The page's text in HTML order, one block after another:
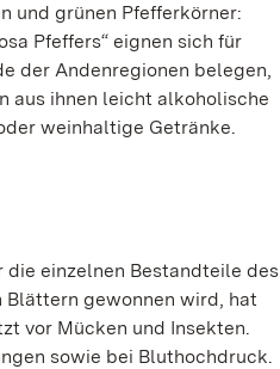
und grünen Pfefferkörner:
Pfeffers“ eignen sich für
der Andenregionen belegen,
aus ihnen leicht alkoholische
weinhaltige Getränke.
einzelnen Bestandteile des
Blättern gewonnen wird, hat
vor Mücken und Insekten.
sowie bei Bluthochdruck.